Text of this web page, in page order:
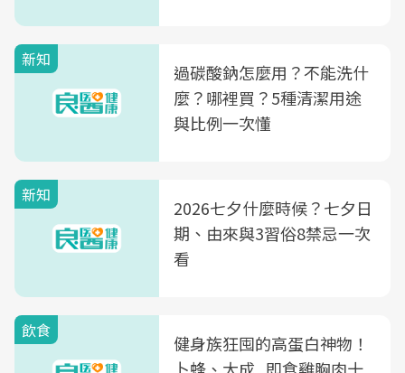
新知
過碳酸鈉怎麼用？不能洗什
麼？哪裡買？5種清潔用途
與比例一次懂
新知
2026七夕什麼時候？七夕日
期、由來與3習俗8禁忌一次
看
飲食
健身族狂囤的高蛋白神物！